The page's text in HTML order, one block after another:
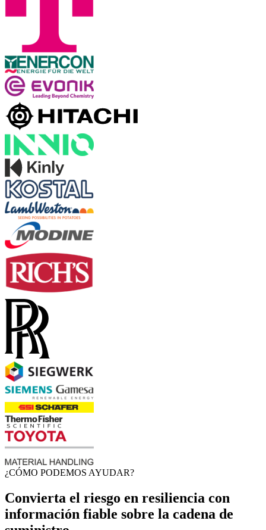
¿CÓMO PODEMOS AYUDAR?
Convierta el riesgo en resiliencia con
información fiable sobre la cadena de